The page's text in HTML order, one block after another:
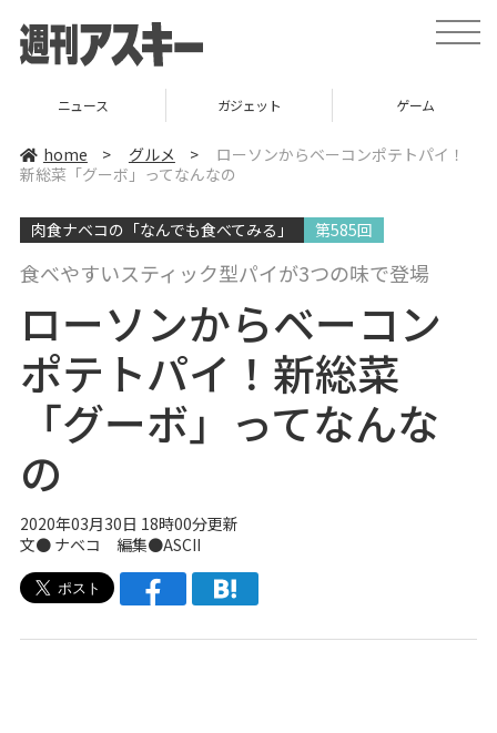
t
o
v
ニュース ガジェット ゲーム
home > グルメ >
ローソンからベーコンポテトパイ！
新総菜「グーボ」ってなんなの
肉食ナベコの「なんでも食べてみる」 第585回
食べやすいスティック型パイが3つの味で登場
ローソンからベーコン
ポテトパイ！新総菜
「グーボ」ってなんな
の
2020年03月30日 18時00分更新
文● ナベコ 編集●ASCII